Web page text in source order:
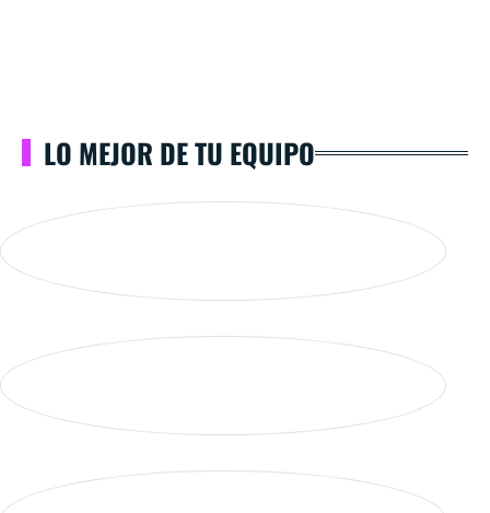
LO MEJOR DE TU EQUIPO